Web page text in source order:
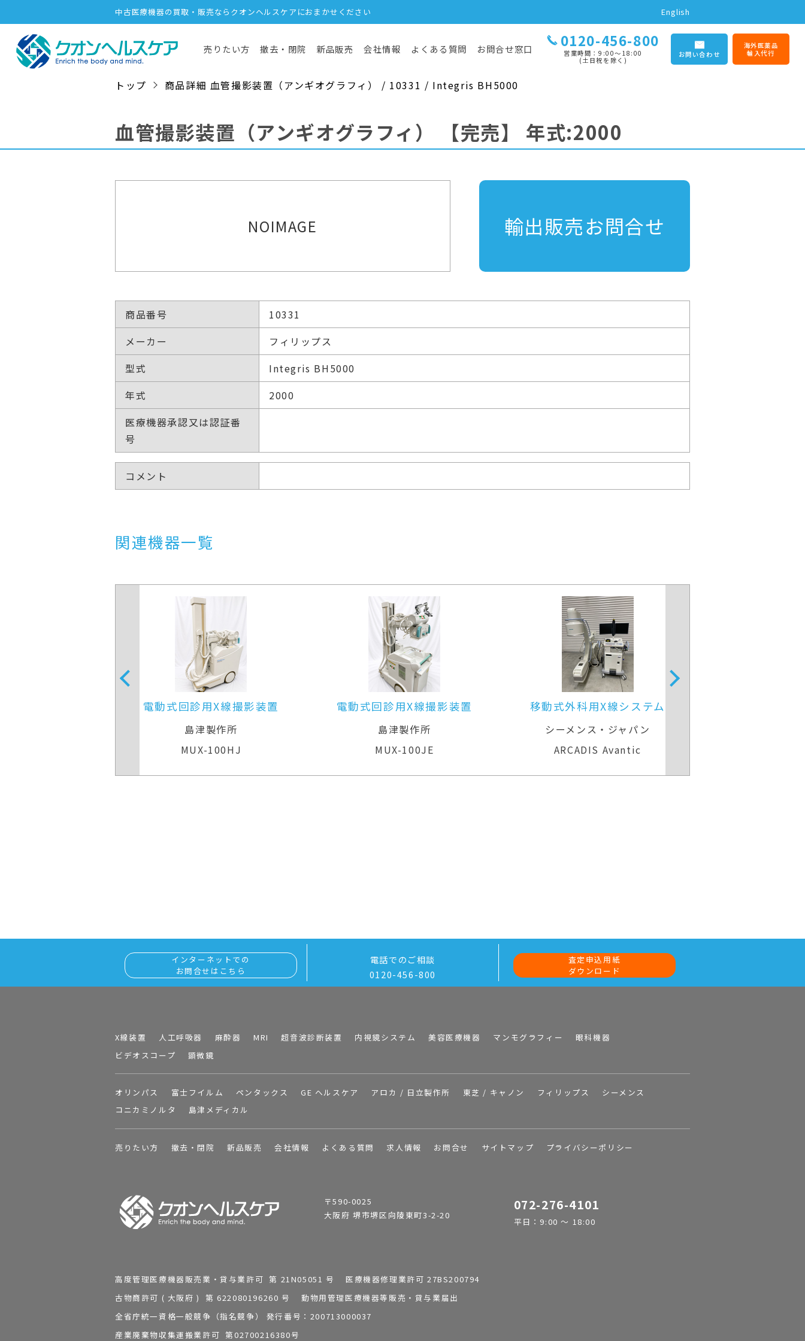
中古医療機器の買取・販売ならクオンヘルスケアにおまかせください English
売りたい方 撤去・閉院 新品販売 会社情報 よくある質問 お問合せ窓口 0120-456-800
営業時間：9:00〜18:00
(土日祝を除く)
お問い合わせ
海外医薬品
輸入代行
トップ 商品詳細 血管撮影装置（アンギオグラフィ） / 10331 / Integris BH5000
血管撮影装置（アンギオグラフィ） 【完売】 年式:2000
NOIMAGE 輸出販売お問合せ
商品番号
10331
メーカー
フィリップス
型式
Integris BH5000
年式
2000
医療機器承認又は認証番
号
コメント
関連機器一覧
電動式回診用X線撮影装置
島津製作所
MUX-100HJ
電動式回診用X線撮影装置
島津製作所
MUX-100JE
移動式外科用X線システム
シーメンス・ジャパン
ARCADIS Avantic
インターネットでの
お問合せはこちら
電話でのご相談
0120-456-800
査定申込用紙
ダウンロード
X線装置 人工呼吸器 麻酔器 MRI 超音波診断装置 内視鏡システム 美容医療機器 マンモグラフィー
眼科機器
ビデオスコープ
顕微鏡
オリンパス 富士フイルム ペンタックス GE ヘルスケア アロカ / 日立製作所 東芝 / キャノン フィリップス
シーメンス
コニカミノルタ
島津メディカル
売りたい方 撤去・閉院 新品販売 会社情報 よくある質問 求人情報 お問合せ サイトマップ プライバシーポリシー
〒590-0025
大阪府 堺市堺区向陵東町3-2-20
072-276-4101
平日：9:00 ～ 18:00
高度管理医療機器販売業・貸与業許可 第 21N05051 号 医療機器修理業許可 27BS200794
古物商許可 ( 大阪府 ) 第 622080196260 号 動物用管理医療機器等販売・貸与業届出
全省庁統一資格一般競争（指名競争） 発行番号：200713000037
産業廃棄物収集運搬業許可 第02700216380号